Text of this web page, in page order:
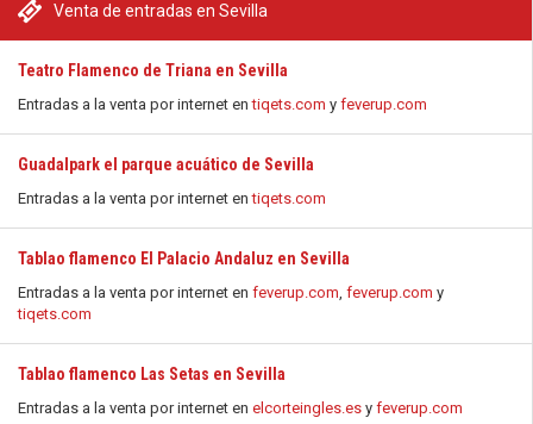
Venta de entradas en Sevilla
Teatro Flamenco de Triana en Sevilla
Entradas a la venta por internet entiqets.com y feverup.com
Guadalpark el parque acuático de Sevilla
Entradas a la venta por internet entiqets.com
Tablao flamenco El Palacio Andaluz en Sevilla
Entradas a la venta por internet en feverup.com, feverup.com y
tiqets.com
Tablao flamenco Las Setas en Sevilla
Entradas a la venta por internet en elcorteingles.es y feverup.com